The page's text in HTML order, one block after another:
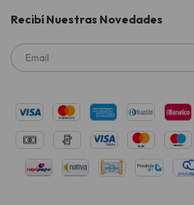
Recibí Nuestras Novedades